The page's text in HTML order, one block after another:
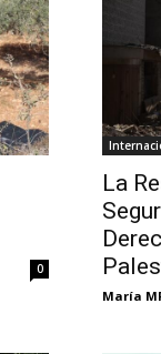
0
La
María